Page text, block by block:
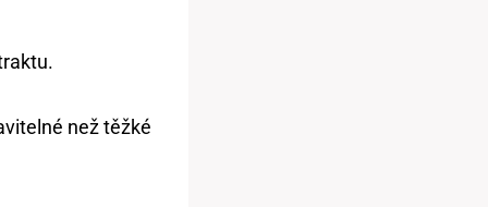
než těžké